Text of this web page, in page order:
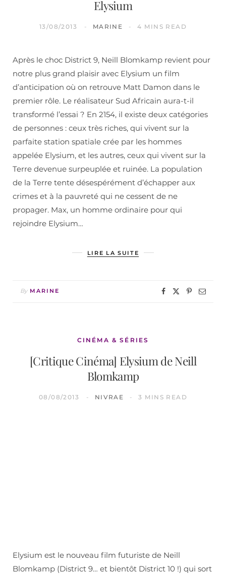
Elysium
13/08/2013 MARINE 4 MINS READ
Après le choc District 9, Neill Blomkamp revient pour
notre plus grand plaisir avec Elysium un film
d’anticipation où on retrouve Matt Damon dans le
premier rôle. Le réalisateur Sud Africain aura-t-il
transformé l’essai ? En 2154, il existe deux catégories
de personnes : ceux très riches, qui vivent sur la
parfaite station spatiale crée par les hommes
appelée Elysium, et les autres, ceux qui vivent sur la
Terre devenue surpeuplée et ruinée. La population
de la Terre tente désespérément d’échapper aux
crimes et à la pauvreté qui ne cessent de ne
propager. Max, un homme ordinaire pour qui
rejoindre Elysium…
LIRE LA SUITE
By MARINE
CINÉMA & SÉRIES
[Critique Cinéma] Elysium de Neill
Blomkamp
08/08/2013 NIVRAE 3 MINS READ
Elysium est le nouveau film futuriste de Neill
Blomkamp (District 9… et bientôt District 10 !) qui sort